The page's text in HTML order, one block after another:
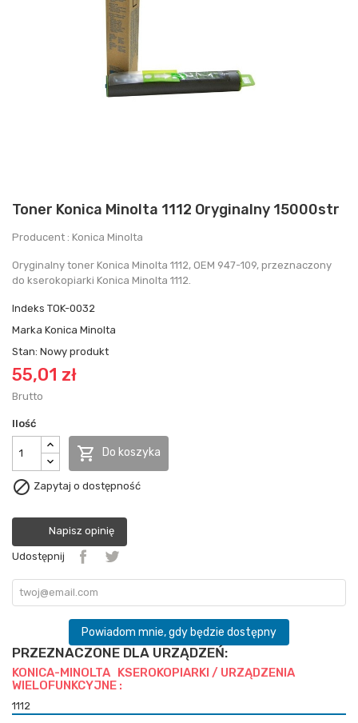
Toner Konica Minolta 1112 Oryginalny 15000str
Producent : Konica Minolta
Oryginalny toner Konica Minolta 1112, OEM 947-109, przeznaczony
do kserokopiarki Konica Minolta 1112.
Indeks TOK-0032
Marka Konica Minolta
Stan: Nowy produkt
55,01 zł
Brutto
Ilość
 Do koszyka
 Zapytaj o dostępność
Napisz opinię
Udostępnij
Powiadom mnie, gdy będzie dostępny
PRZEZNACZONE DLA URZĄDZEŃ:
KONICA-MINOLTA KSEROKOPIARKI / URZĄDZENIA
WIELOFUNKCYJNE :
1112